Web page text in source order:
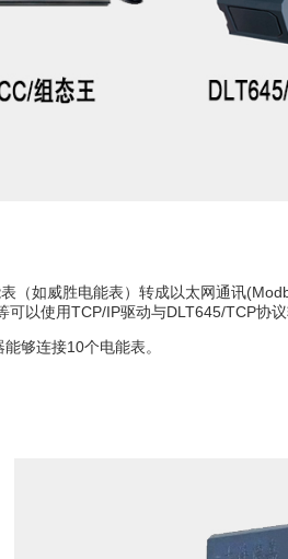
（如威胜电能表）转成以太网通讯
以使用TCP/IP驱动与DLT645/TCP协
够连接10个电能表。